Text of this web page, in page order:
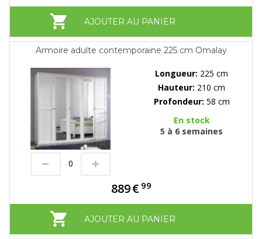
AJOUTER AU PANIER
Armoire adulte contemporaine 225 cm Omalay
Longueur: 225 cm
Hauteur: 210 cm
Profondeur: 58 cm
En stock
5 à 6 semaines
889€ 99
AJOUTER AU PANIER